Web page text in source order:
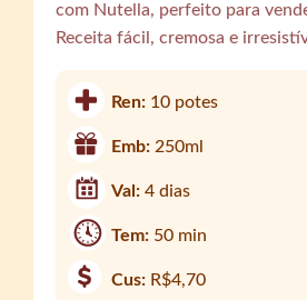
com Nutella, perfeito para
Receita fácil, cremosa e
Ren: 10 potes
Emb:250ml
Val:4 dias
Tem: 50 min
Cus: R$4,70